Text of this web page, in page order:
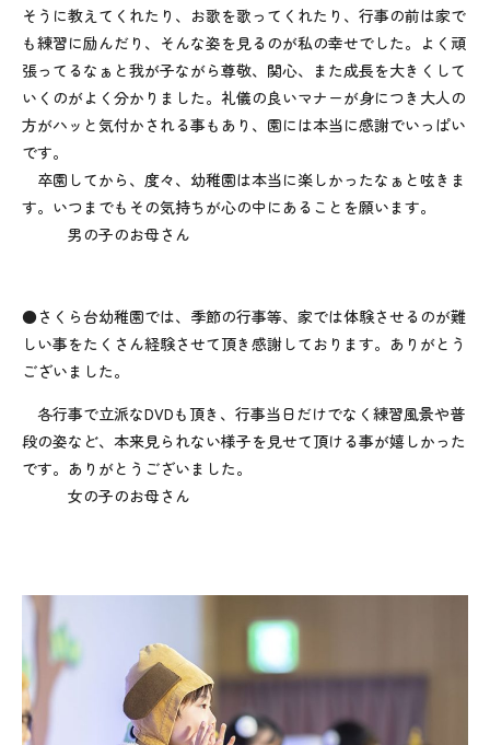
そうに教えてくれたり、お歌を歌ってくれたり、行事の前は家で
も練習に励んだり、そんな姿を見るのが私の幸せでした。よく頑
張ってるなぁと我が子ながら尊敬、関心、また成長を大きくして
いくのがよく分かりました。礼儀の良いマナーが身につき大人の
方がハッと気付かされる事もあり、園には本当に感謝でいっぱい
です。
卒園してから、度々、幼稚園は本当に楽しかったなぁと呟きま
す。いつまでもその気持ちが心の中にあることを願います。
男の子のお母さん
●さくら台幼稚園では、季節の行事等、家では体験させるのが難
しい事をたくさん経験させて頂き感謝しております。ありがとう
ございました。
各行事で立派なDVDも頂き、行事当日だけでなく練習風景や普
段の姿など、本来見られない様子を見せて頂ける事が嬉しかった
です。ありがとうございました。
女の子のお母さん